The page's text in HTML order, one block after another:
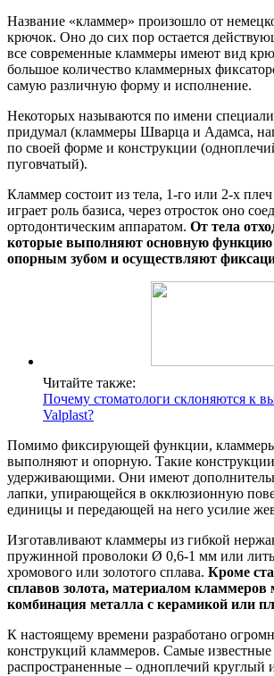
Название «кламмер» произошло от
крючок. Оно до сих пор остается
все современные кламмеры имеют вид
большое количество кламмерных
самую различную форму и исполнение.
Некоторых называются по имени
придумал (кламмеры Шварца и Адамса,
по своей форме и конструкции
пуговчатый).
Кламмер состоит из тела, 1-го или 2-х
играет роль базиса, через отросток оно
ортодонтическим аппаратом. От тела
которые выполняют основную функцию
опорным зубом и осуществляют
Читайте также:
Почему стоматологи склоняются к
Valplast?
Помимо фиксирующей функции,
выполняют и опорную. Такие
удерживающими. Они имеют
лапки, упирающейся в окклюзионную
единицы и передающей на него усилие
Изготавливают кламмеры из гибкой
пружинной проволоки Ø 0,6-1 мм или
хромового или золотого сплава. Кроме
сплавов золота, материалом
комбинация металла с керамикой или
К настоящему времени разработано
конструкций кламмеров. Самые известные
распространенные – одноплечий круглый